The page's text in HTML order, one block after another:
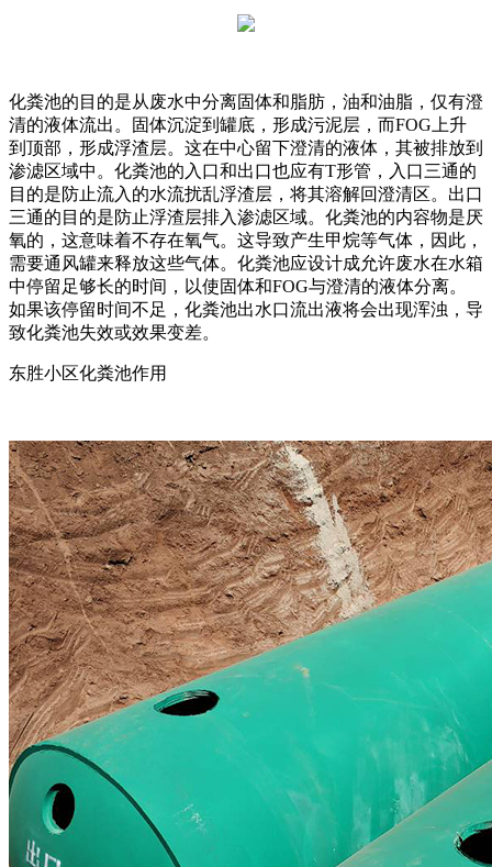
化粪池的目的是从废水中分离固体和脂肪，油和油脂，仅有澄
清的液体流出。固体沉淀到罐底，形成污泥层，而FOG上升
到顶部，形成浮渣层。这在中心留下澄清的液体，其被排放到
渗滤区域中。化粪池的入口和出口也应有T形管，入口三通的
目的是防止流入的水流扰乱浮渣层，将其溶解回澄清区。出口
三通的目的是防止浮渣层排入渗滤区域。化粪池的内容物是厌
氧的，这意味着不存在氧气。这导致产生甲烷等气体，因此，
需要通风罐来释放这些气体。化粪池应设计成允许废水在水箱
中停留足够长的时间，以使固体和FOG与澄清的液体分离。
如果该停留时间不足，化粪池出水口流出液将会出现浑浊，导
致化粪池失效或效果变差。
东胜小区化粪池作用